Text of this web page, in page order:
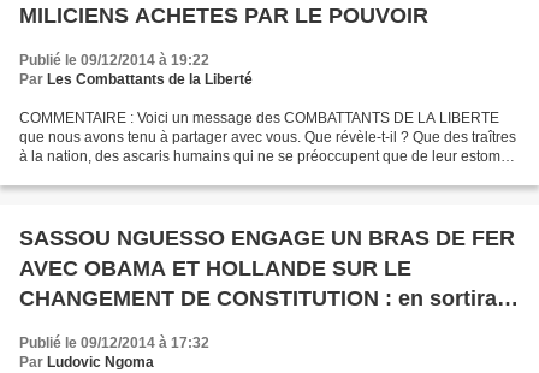
MILICIENS ACHETES PAR LE POUVOIR
Publié le 09/12/2014 à 19:22
Par Les Combattants de la Liberté
COMMENTAIRE : Voici un message des COMBATTANTS DE LA LIBERTE
que nous avons tenu à partager avec vous. Que révèle-t-il ? Que des traîtres
à la nation, des ascaris humains qui ne se préoccupent que de leur estomac,
SASSOU NGUESSO ENGAGE UN BRAS DE FER
AVEC OBAMA ET HOLLANDE SUR LE
CHANGEMENT DE CONSTITUTION : en sortira-t-
il vainqueur ou partira –t-il comme Blaise
Campaoré ?
Publié le 09/12/2014 à 17:32
Par Ludovic Ngoma